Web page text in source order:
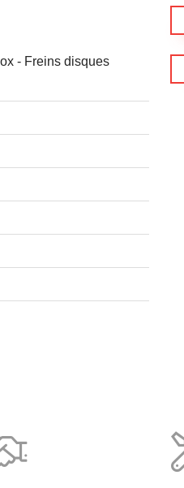
- Freins disques